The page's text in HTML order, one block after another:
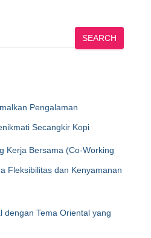
SEARCH
Pengalaman
Secangkir Kopi
Kerja Bersama (Co-Working
Fleksibilitas dan Kenyamanan
dengan Tema Oriental yang